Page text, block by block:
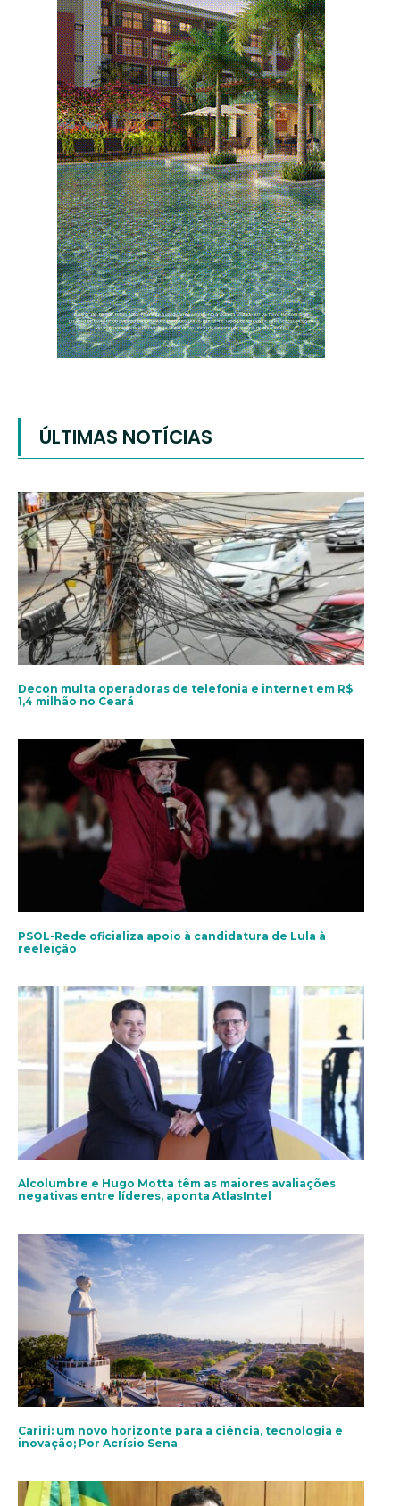
ÚLTIMAS NOTÍCIAS
Decon multa operadoras de telefonia e internet em R$
1,4 milhão no Ceará
PSOL-Rede oficializa apoio à candidatura de Lula à
reeleição
Alcolumbre e Hugo Motta têm as maiores avaliações
negativas entre líderes, aponta AtlasIntel
Cariri: um novo horizonte para a ciência, tecnologia e
inovação; Por Acrísio Sena